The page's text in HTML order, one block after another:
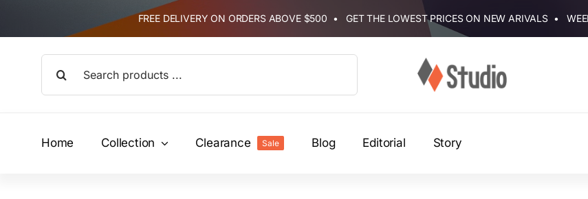
FREE DELIVERY ON ORDERS ABOVE $500 • GET THE LOWEST PRICES ON NEW ARIVALS •
for:
Home Collection Clearance Sale Blog Editorial Story